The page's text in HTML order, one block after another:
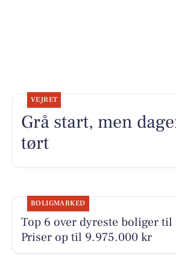
VEJRET
Grå start, men
tørt
BOLIGMARKED
Top 6 over dyreste boliger
Priser op til 9.975.000 kr